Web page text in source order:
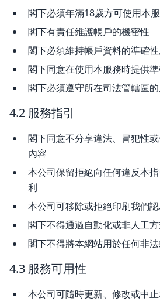
閣下必須年滿18歲方可使用本
閣下有責任維護帳戶的機密性
閣下必須維持帳戶資料的準確
閣下同意在使用本服務時提供
閣下必須遵守所在司法管轄區
4.2 服務指引
閣下同意不分享違法、冒犯性
內容
本公司保留拒絕向任何違反本
利
本公司可移除或拒絕印刷我們
閣下不得通過自動化或非人工
閣下不得將本網站用於任何非
4.3 服務可用性
本公司可隨時更新、修改或中